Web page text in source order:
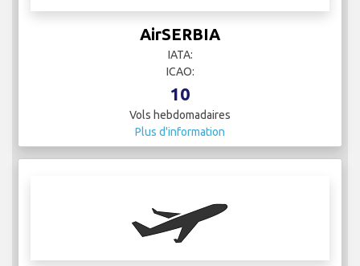
AirSERBIA
IATA:
ICAO:
10
Vols hebdomadaires
Plus d'information